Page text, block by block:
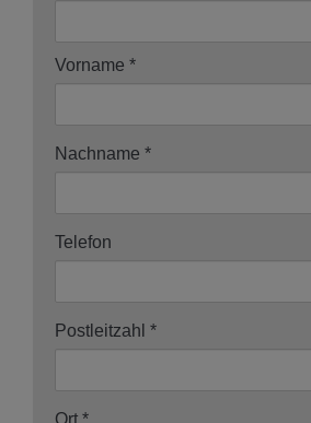
Vorname
Nachname
Telefon
Postleitzahl
Ort